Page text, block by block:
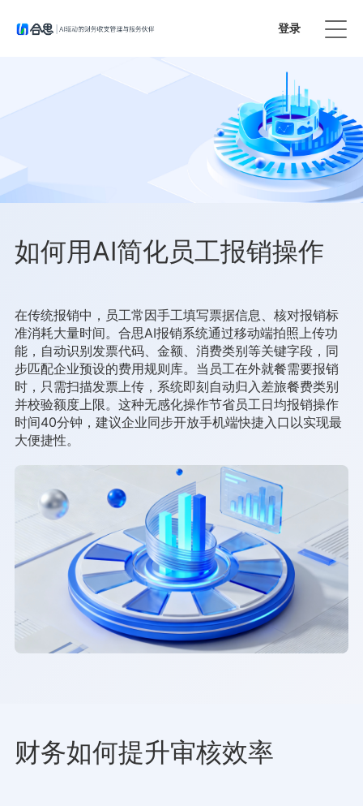
登录
如何用AI简化员工报销操作
在传统报销中，员工常因手工填写票据信息、核对报销标
准消耗大量时间。合思AI报销系统通过移动端拍照上传功
能，自动识别发票代码、金额、消费类别等关键字段，同
步匹配企业预设的费用规则库。当员工在外就餐需要报销
时，只需扫描发票上传，系统即刻自动归入差旅餐费类别
并校验额度上限。这种无感化操作节省员工日均报销操作
时间40分钟，建议企业同步开放手机端快捷入口以实现最
大便捷性。
财务如何提升审核效率